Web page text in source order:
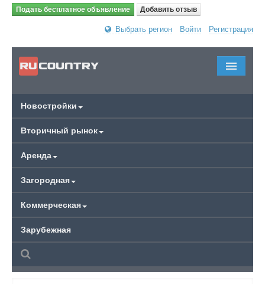
Подать бесплатное объявление Добавить отзыв
Выбрать регион Войти Регистрация
Новостройки
Вторичный рынок
Аренда
Загородная
Коммерческая
Зарубежная